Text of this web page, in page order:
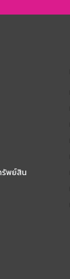
รัพย์สิน